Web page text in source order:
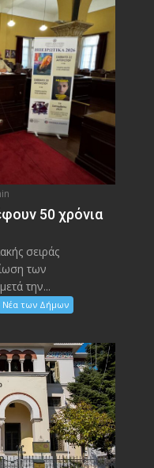
50 χρόνια
σειράς
των
την...
Νέα των Δήμων